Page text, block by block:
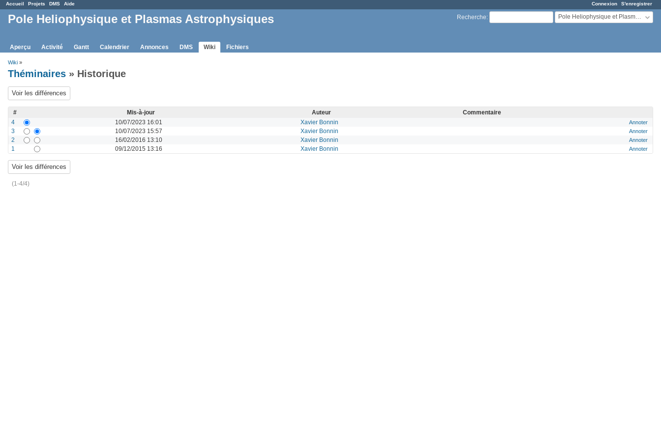
Connexion S'enregistrer
Accueil Projets DMS Aide
Recherche: Pole Heliophysique et Plasmas Astrophysiques
Pole Heliophysique et Plasmas Astrophysiques
Aperçu Activité Gantt Calendrier Annonces DMS Wiki Fichiers
Wiki »
Théminaires » Historique
# Mis-à-jour Auteur
Commentaire
4
10/07/2023 16:01 Xavier Bonnin Annoter
3 10/07/2023 15:57 Xavier Bonnin Annoter
2 16/02/2016 13:10 Xavier Bonnin Annoter
1 09/12/2015 13:16 Xavier Bonnin Annoter
(1-4/4)